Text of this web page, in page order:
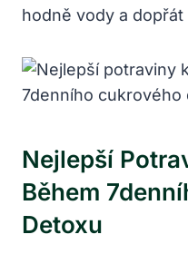
hodně vody a
Nejlepší
Během
Detoxu